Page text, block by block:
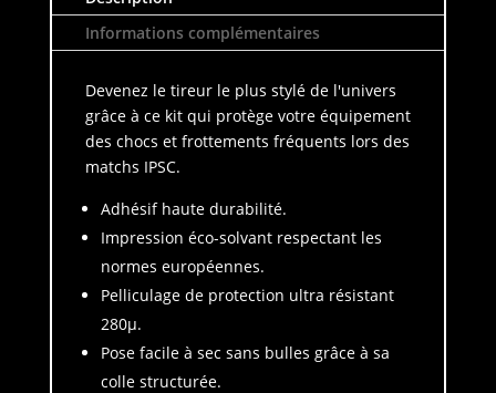
Informations complémentaires
Devenez le tireur le plus stylé de l'univers
grâce à ce kit qui protège votre équipement
des chocs et frottements fréquents lors des
matchs IPSC.
Adhésif haute durabilité.
Impression éco-solvant respectant les
normes européennes.
Pelliculage de protection ultra résistant
280µ.
Pose facile à sec sans bulles grâce à sa
colle structurée.